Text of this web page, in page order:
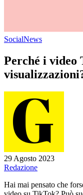
SocialNews
Perché i video
29 Agosto 2023
Redazione
Hai mai pensato che